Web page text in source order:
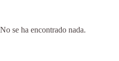
No se ha encontrado nada.